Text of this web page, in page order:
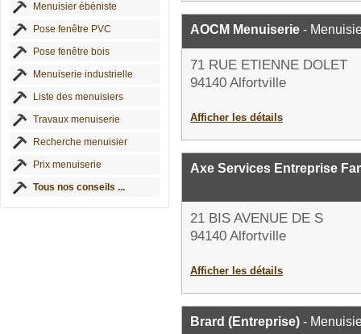
Menuisier ébéniste
Pose fenêtre PVC
Pose fenêtre bois
Menuiserie industrielle
Liste des menuisiers
Travaux menuiserie
Recherche menuisier
Prix menuiserie
Tous nos conseils ...
AOCM Menuiserie -
71 RUE ETIENNE DOLET
94140 Alfortville
Afficher les détails
Axe Services Entreprise
21 BIS AVENUE DE S
94140 Alfortville
Afficher les détails
Brard (Entreprise) -